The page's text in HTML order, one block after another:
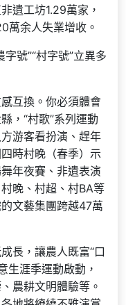
遺工坊1.29萬家，
萬余人失業增收。
號”“村字號”立異多
互換。你必須體會
，“村歌”系列運動
游客看扮演、趕年
時村晚（春季）示
年夜賽、非遺表演
晚、村超、村BA等
文藝集團跨越47萬
長，讓農人既富“口
生涯季運動啟動，
農耕文明體驗等。